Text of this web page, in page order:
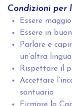
Condizioni per
Essere
Essere in
Parlare e
un’altra lingua
Rispettare il
Accettare
santuario